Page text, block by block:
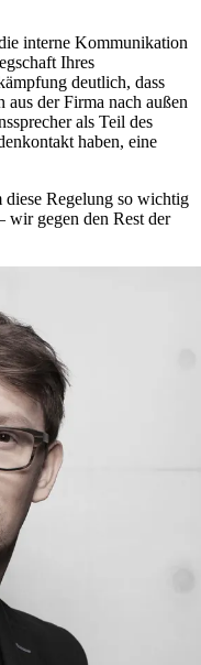
interne Kommunikation
Ihres
deutlich, dass
der Firma nach außen
als Teil des
haben, eine
Regelung so wichtig
wir gegen den Rest der